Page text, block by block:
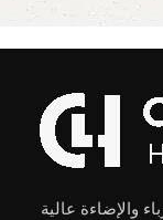
والإضاءة عالية